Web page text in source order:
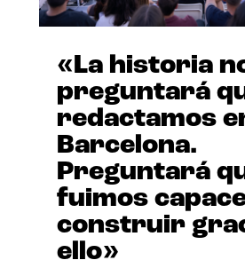
«La historia
preguntará
redactamos
Barcelona.
Preguntará
fuimos
construir
ello»